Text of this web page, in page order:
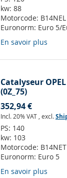
kw: 88
Motorcode: B14NEL
Euronorm: Euro 5/
En savoir plus
Catalyseur
(0Z_75)
352,94 €
Incl. 20% VAT , excl.
PS: 140
kw: 103
Motorcode: B14NET
Euronorm: Euro 5
En savoir plus